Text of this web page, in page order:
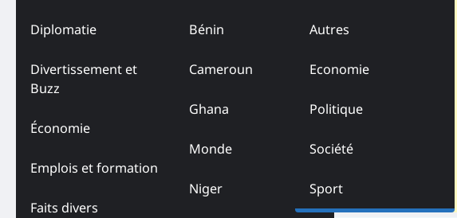
Diplomatie
Divertissement et
Buzz
Économie
Emplois et formation
Faits divers
Bénin
Cameroun
Ghana
Monde
Niger
Autres
Economie
Politique
Société
Sport